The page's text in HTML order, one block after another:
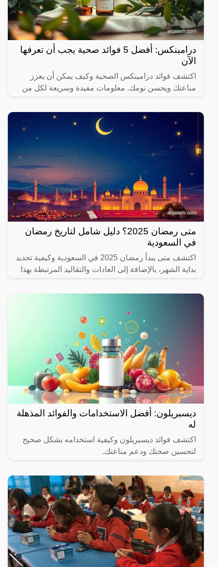
درامينكس: أفضل 5 فوائد صحية يجب أن تعرفها
الآن
اكتشف فوائد درامينكس الصحية وكيف يمكن أن يعزز
مناعتك ويحسن نومك. معلومات مفيدة وسريعة لكل من
متى رمضان 2025؟ دليل شامل لتاريخ رمضان
في السعودية
اكتشف متى يبدأ رمضان 2025 في السعودية وكيفية تحديد
بداية الشهر، بالإضافة إلى العادات والتقاليد المرتبطة بهذا
ديسبريلون: أفضل الاستخدامات والفوائد المذهلة
له
اكتشف فوائد ديسبريلون وكيفية استخدامه بشكل صحيح
لتحسين صحتك ودعم مناعتك.